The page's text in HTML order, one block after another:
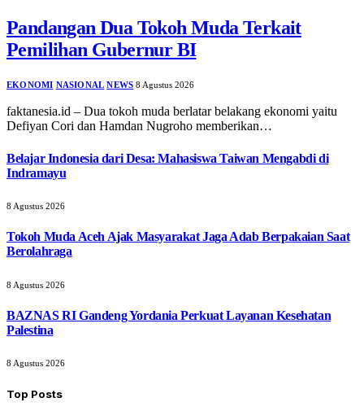
Pandangan Dua Tokoh Muda Terkait
Pemilihan Gubernur BI
EKONOMI NASIONAL NEWS 8 Agustus 2026
faktanesia.id – Dua tokoh muda berlatar belakang ekonomi yaitu
Defiyan Cori dan Hamdan Nugroho memberikan…
Belajar Indonesia dari Desa: Mahasiswa Taiwan Mengabdi di
Indramayu
8 Agustus 2026
Tokoh Muda Aceh Ajak Masyarakat Jaga Adab Berpakaian Saat
Berolahraga
8 Agustus 2026
BAZNAS RI Gandeng Yordania Perkuat Layanan Kesehatan
Palestina
8 Agustus 2026
Top Posts